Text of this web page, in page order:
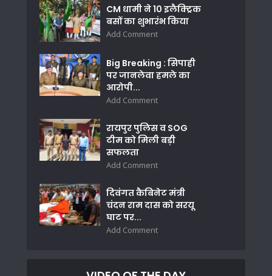
CM धामी ने 10 इलैक्ट्रिक
बसों का शुभारंभ किया
Add Comment
Big Breaking : सिपाही
पर जानलेवा हमले का
आरोपी...
Add Comment
रायपुर पुलिस व SOG
टीम को मिली बड़ी
सफलता
Add Comment
दिवंगत कैबिनेट मंत्री
चंदन राम दास को सरयू
घाट पर...
Add Comment